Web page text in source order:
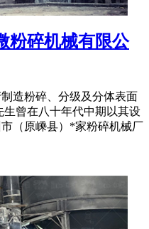
粉碎机械有限公
造粉碎、分级及分体表面
曾在八十年代中期以其设
（原嵊县）*家粉碎机械厂